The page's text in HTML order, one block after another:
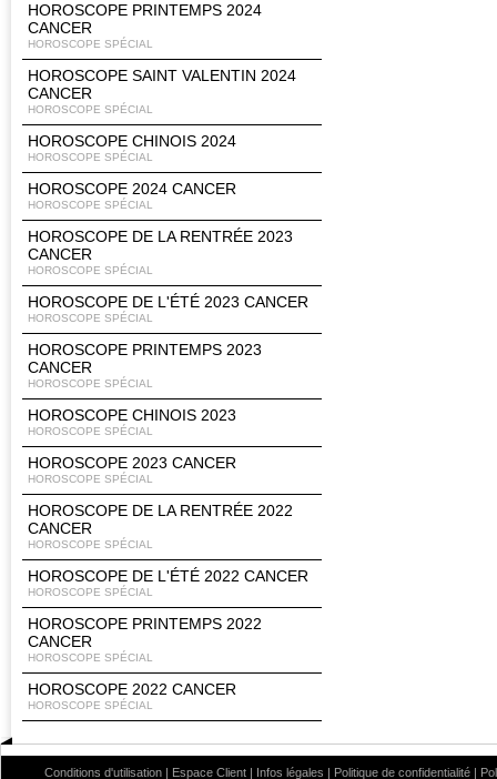
HOROSCOPE PRINTEMPS 2024
CANCER
HOROSCOPE SPÉCIAL
HOROSCOPE SAINT VALENTIN 2024
CANCER
HOROSCOPE SPÉCIAL
HOROSCOPE CHINOIS 2024
HOROSCOPE SPÉCIAL
HOROSCOPE 2024 CANCER
HOROSCOPE SPÉCIAL
HOROSCOPE DE LA RENTRÉE 2023
CANCER
HOROSCOPE SPÉCIAL
HOROSCOPE DE L'ÉTÉ 2023 CANCER
HOROSCOPE SPÉCIAL
HOROSCOPE PRINTEMPS 2023
CANCER
HOROSCOPE SPÉCIAL
HOROSCOPE CHINOIS 2023
HOROSCOPE SPÉCIAL
HOROSCOPE 2023 CANCER
HOROSCOPE SPÉCIAL
HOROSCOPE DE LA RENTRÉE 2022
CANCER
HOROSCOPE SPÉCIAL
HOROSCOPE DE L'ÉTÉ 2022 CANCER
HOROSCOPE SPÉCIAL
HOROSCOPE PRINTEMPS 2022
CANCER
HOROSCOPE SPÉCIAL
HOROSCOPE 2022 CANCER
HOROSCOPE SPÉCIAL
Conditions d'utilisation | Espace Client | Infos légales | Politique de confidentialité |